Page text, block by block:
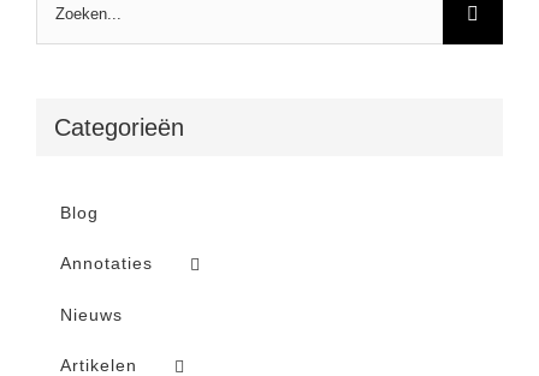
Categorieën
Blog
Annotaties
Nieuws
Artikelen